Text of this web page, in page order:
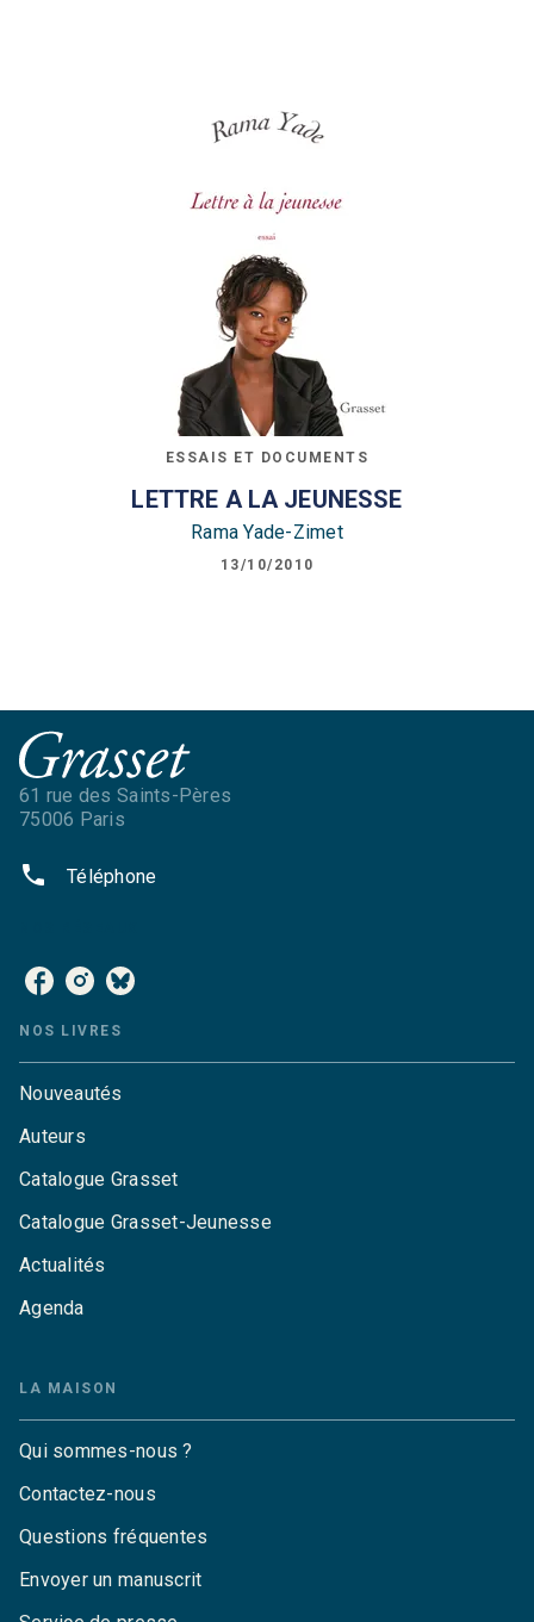
ESSAIS ET DOCUMENTS
LETTRE A LA JEUNESSE
Rama Yade-Zimet
13/10/2010
61 rue des Saints-Pères
75006 Paris
phone Téléphone
NOS LIVRES
Nouveautés
Auteurs
Catalogue Grasset
Catalogue Grasset-Jeunesse
Actualités
Agenda
LA MAISON
Qui sommes-nous ?
Contactez-nous
Questions fréquentes
Envoyer un manuscrit